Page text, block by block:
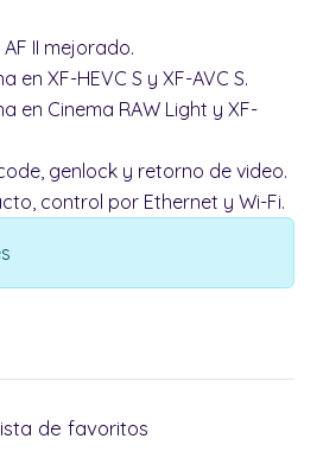
AF II mejorado.
en XF-HEVC S y XF-AVC S.
en Cinema RAW Light y XF-
genlock y retorno de video.
control por Ethernet y Wi-Fi.
de favoritos